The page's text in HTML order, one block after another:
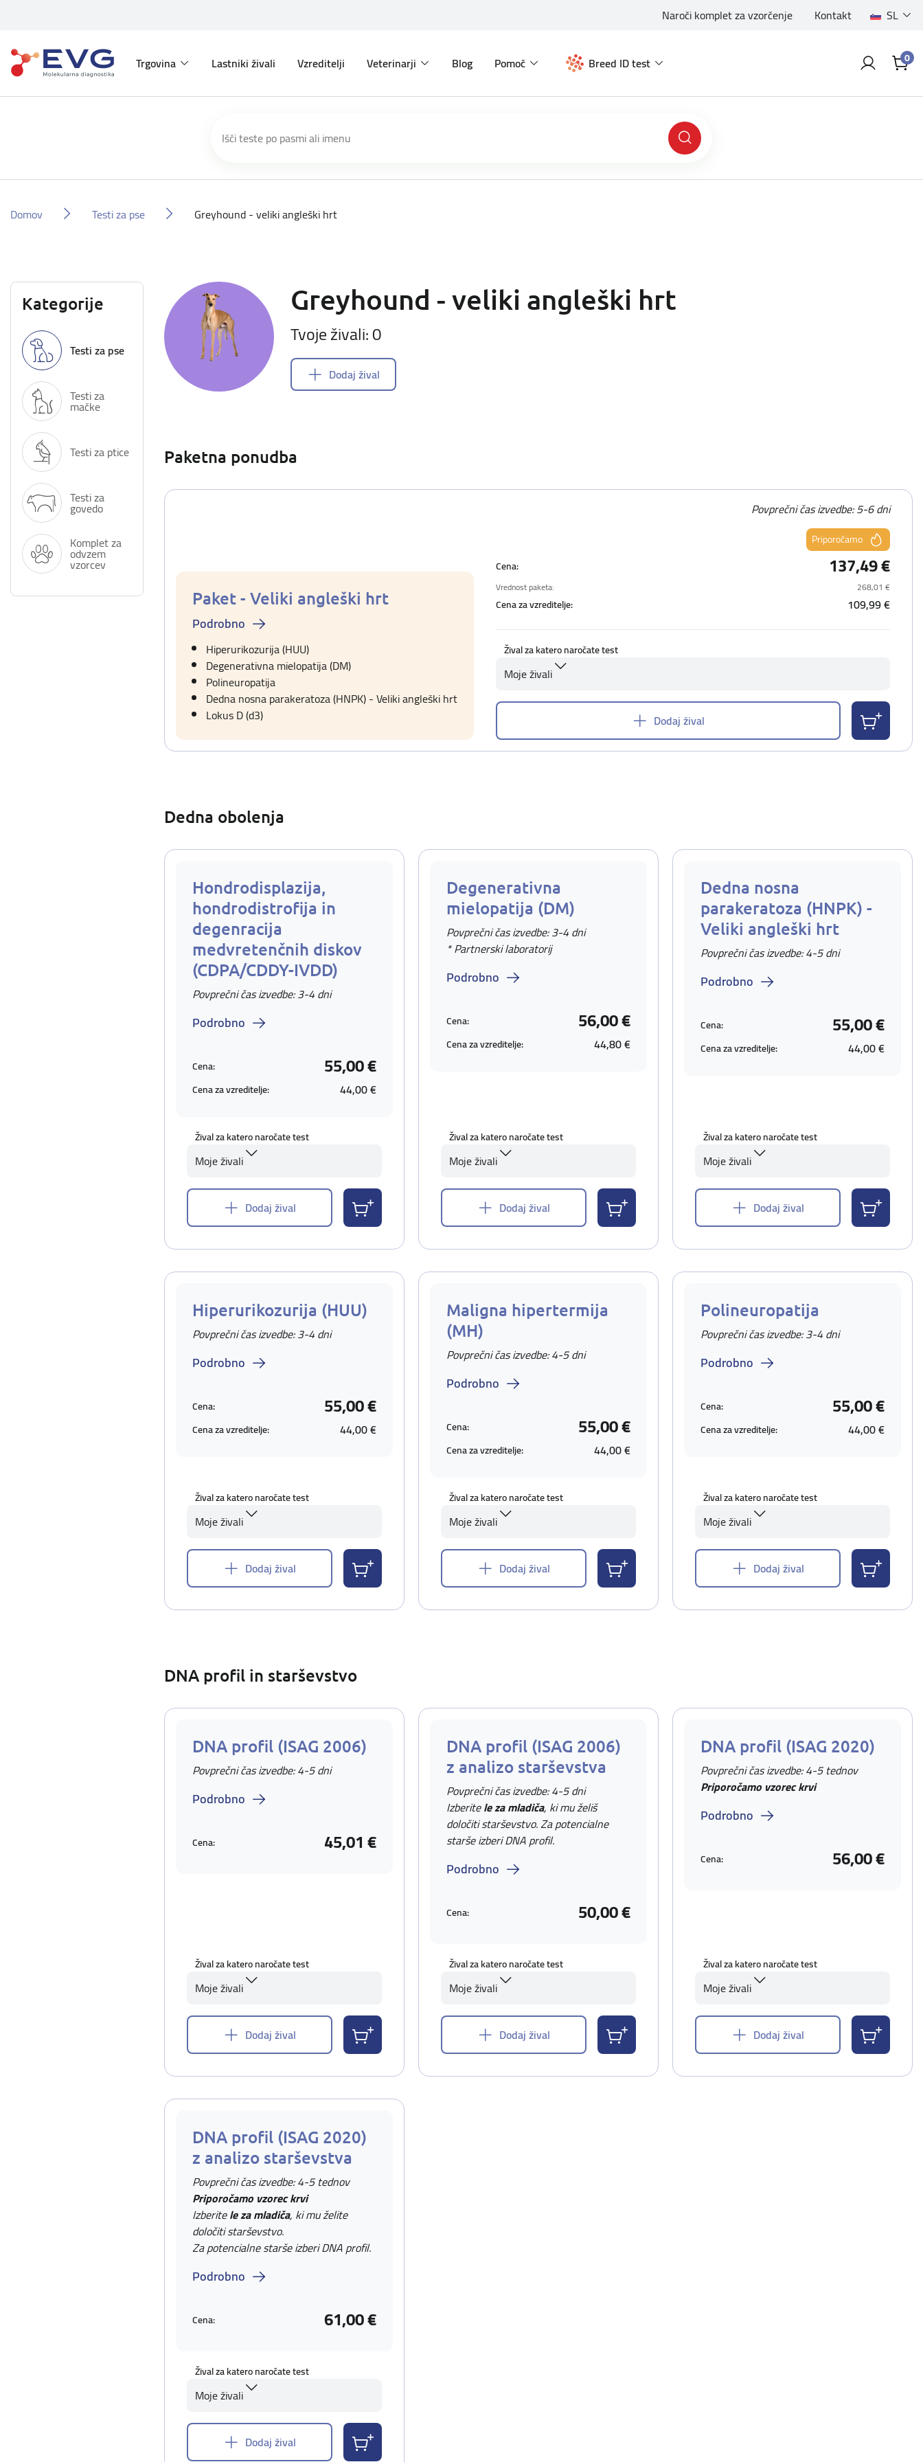
Naroči komplet za vzorčenje Kontakt SL
Trgovina Lastniki živali Vzreditelji Veterinarji Blog Pomoč Breed ID test 0
Domov Testi za pse Greyhound - veliki angleški hrt
Kategorije
Testi za pse
Testi za
mačke
Testi za ptice
Testi za
govedo
Komplet za
odvzem
vzorcev
Greyhound - veliki angleški hrt
Tvoje živali: 0
Dodaj žival
Paketna ponudba
Paket - Veliki angleški hrt
Podrobno
Hiperurikozurija (HUU)
Degenerativna mielopatija (DM)
Polineuropatija
Dedna nosna parakeratoza (HNPK) - Veliki angleški hrt
Lokus D (d3)
Povprečni čas izvedbe: 5-6 dni
Priporočamo
Cena:
137,49 €
Vrednost paketa: 268,01 €
Cena za vzreditelje: 109,99 €
Žival za katero naročate test
Moje živali
Dodaj žival
Dedna obolenja
Hondrodisplazija,
hondrodistrofija in
degenracija
medvretenčnih diskov
(CDPA/CDDY-IVDD)
Povprečni čas izvedbe: 3-4 dni
Podrobno
Cena: 55,00 €
Cena za vzreditelje: 44,00 €
Žival za katero naročate test
Moje živali
Dodaj žival
Degenerativna
mielopatija (DM)
Povprečni čas izvedbe: 3-4 dni
* Partnerski laboratorij
Podrobno
Cena: 56,00 €
Cena za vzreditelje: 44,80 €
Žival za katero naročate test
Moje živali
Dodaj žival
Dedna nosna
parakeratoza (HNPK) -
Veliki angleški hrt
Povprečni čas izvedbe: 4-5 dni
Podrobno
Cena: 55,00 €
Cena za vzreditelje: 44,00 €
Žival za katero naročate test
Moje živali
Dodaj žival
Hiperurikozurija (HUU)
Povprečni čas izvedbe: 3-4 dni
Podrobno
Cena: 55,00 €
Cena za vzreditelje: 44,00 €
Žival za katero naročate test
Moje živali
Dodaj žival
Maligna hipertermija
(MH)
Povprečni čas izvedbe: 4-5 dni
Podrobno
Cena: 55,00 €
Cena za vzreditelje: 44,00 €
Žival za katero naročate test
Moje živali
Dodaj žival
Polineuropatija
Povprečni čas izvedbe: 3-4 dni
Podrobno
Cena: 55,00 €
Cena za vzreditelje: 44,00 €
Žival za katero naročate test
Moje živali
Dodaj žival
DNA profil in starševstvo
DNA profil (ISAG 2006)
Povprečni čas izvedbe: 4-5 dni
Podrobno
Cena: 45,01 €
Žival za katero naročate test
Moje živali
Dodaj žival
DNA profil (ISAG 2006)
z analizo starševstva
Povprečni čas izvedbe: 4-5 dni
Izberitele za mladiča, ki mu želiš
določiti starševstvo. Za potencialne
starše izberi DNA profil.
Podrobno
Cena: 50,00 €
Žival za katero naročate test
Moje živali
Dodaj žival
DNA profil (ISAG 2020)
Povprečni čas izvedbe: 4-5 tednov
Priporočamo vzorec krvi
Podrobno
Cena: 56,00 €
Žival za katero naročate test
Moje živali
Dodaj žival
DNA profil (ISAG 2020)
z analizo starševstva
Povprečni čas izvedbe: 4-5 tednov
Priporočamo vzorec krvi
Izberitele za mladiča, ki mu želite
določiti starševstvo.
Za potencialne starše izberi DNA profil.
Podrobno
Cena: 61,00 €
Žival za katero naročate test
Moje živali
Dodaj žival